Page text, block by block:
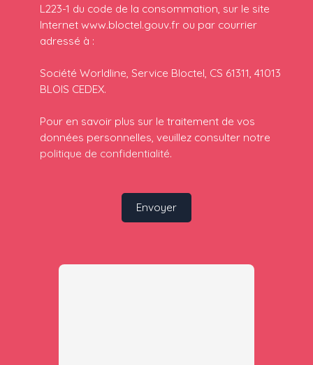
L223-1 du code de la consommation, sur le site
Internet www.bloctel.gouv.fr ou par courrier
adressé à :
Société Worldline, Service Bloctel, CS 61311, 41013
BLOIS CEDEX.
Pour en savoir plus sur le traitement de vos
données personnelles, veuillez consulter notre
politique de confidentialité.
Envoyer